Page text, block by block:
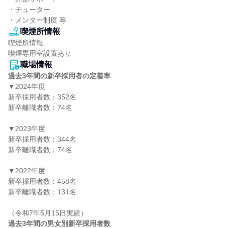
・チューター
・メンター制度 等
喫煙所情報
喫煙所情報
喫煙専用室設置あり
職場情報
過去3年間の新卒採用者の定着率
▼2024年度
新卒採用者数：352名
新卒離職者数：74名
▼2023年度
新卒採用者数：344名
新卒離職者数：74名
▼2022年度
新卒採用者数：458名
新卒離職者数：131名
過去3年間の男女別新卒採用者数